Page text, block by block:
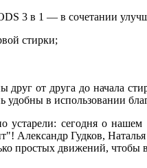
3 в 1 — в сочетании
стирки;
от друга до начала
в использовании
устарели: сегодня о
Александр Гудков,
простых движений,